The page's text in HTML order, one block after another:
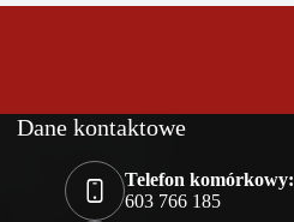
Dane kontaktowe
Telefon komórkowy:
603 766 185